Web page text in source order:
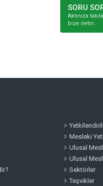
SORU
Aklınıza
bize iletin.
Mesleki
Ulusal
Ulusal
Sektörler
Teşvikler